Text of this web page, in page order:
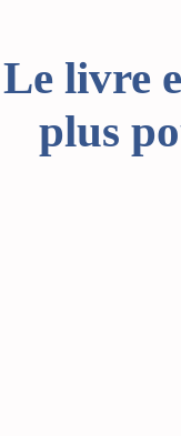
Le livre
plus